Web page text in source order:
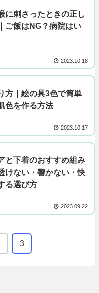
に刺さったときの正し
ご飯はNG？病院はい
2023.10.18
方｜絵の具3色で簡単
色を作る方法
2023.10.17
と下着のおすすめ組み
けない・響かない・快
る選び方
2023.09.22
3